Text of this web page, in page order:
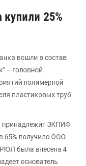
купили 25%
вошли в состав
– головной
полимерной
пластиковых труб
принадлежит ЗКПИФ
65% получило ООО
была внесена 4
основатель